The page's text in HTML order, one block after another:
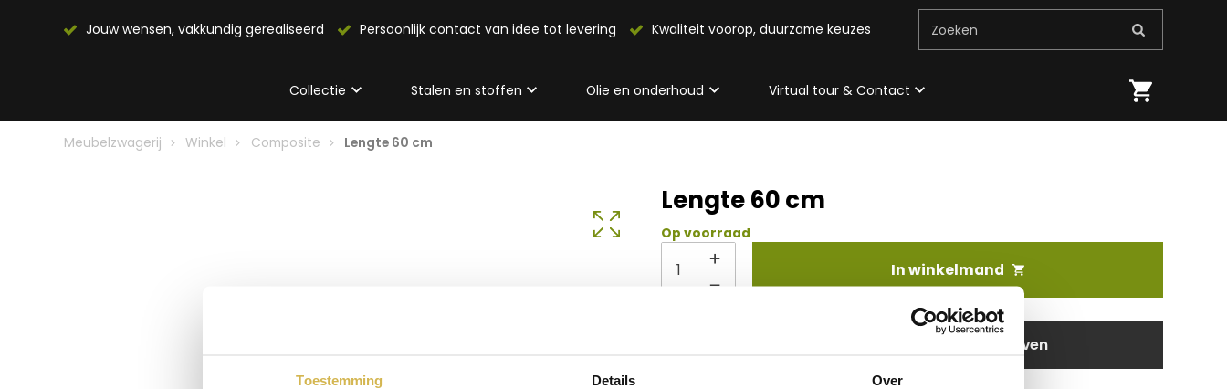
Toestemming Details Over
Jouw wensen, vakkundig gerealiseerd Persoonlijk contact van idee tot levering Kwaliteit voorop, duurzame keuzes Zoeken
Collectie Stalen en stoffen Olie en onderhoud Virtual tour & Contact
Meubelzwagerij Winkel Composite Lengte 60 cm
Lengte 60 cm
Op voorraad
In winkelmand
Info aanvragen / wensen doorgeven